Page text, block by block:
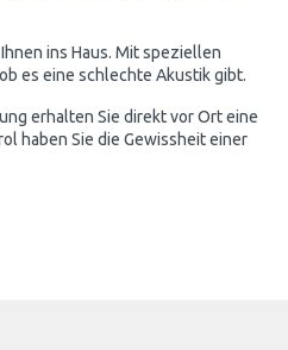
ins Haus. Mit speziellen
es eine schlechte Akustik gibt.
erhalten Sie direkt vor Ort eine
haben Sie die Gewissheit einer